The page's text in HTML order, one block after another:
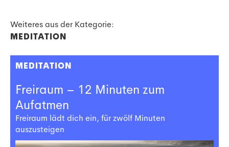
Weiteres aus der Kategorie:
MEDITATION
MEDITATION
Freiraum – 12 Minuten zum
Aufatmen
Freiraum lädt dich ein, für zwölf Minuten
auszusteigen